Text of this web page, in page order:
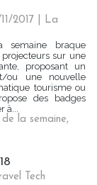
2017
La
semaine braque
sur une
proposant un
ou une nouvelle
tourisme ou
des badges
à...
la semaine,
Tech